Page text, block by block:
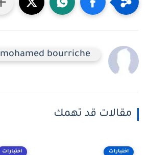
mohamed bourriche
مقالات قد تهمك
اختبارات اختبارات